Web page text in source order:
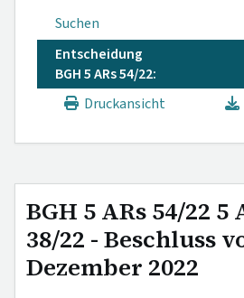
Suchen
Entscheidung
BGH 5 ARs 54/22:
Druckansicht
BGH 5 ARs 54/22 5
38/22 - Beschluss
Dezember 2022